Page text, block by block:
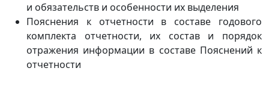
и обязательств и особенности их выделения
Пояснения к отчетности в составе годового
комплекта отчетности, их состав и порядок
отражения информации в составе Пояснений к
отчетности